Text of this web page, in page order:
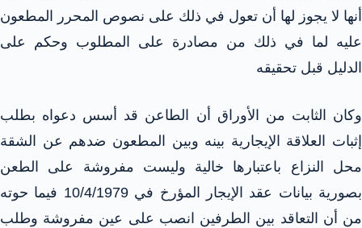
أنها لا يجوز لها أن تعول في ذلك على نصوص المحرر المطعون
عليه لما في ذلك من مصادرة على المطلوب وحكم على
الدليل قبل تحقيقه
وكان الثابت من الأوراق أن الطاعن قد أسس دعواه بطلب
إثبات العلاقة الإيجارية بينه وبين المطعون ضدهم عن الشقة
محل النزاع باعتبارها خالية وليست مفروشة على الطعن
بصورية بيانات عقد الإيجار المؤرخ في 10/4/1979 فيما حوته
من أن التعاقد بين الطرفين انصب على عين مفروشة وطلب